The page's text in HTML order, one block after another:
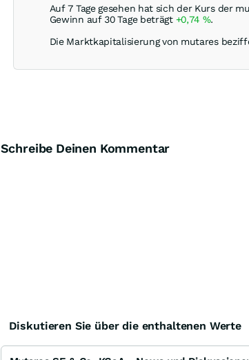
Auf 7 Tage gesehen hat sich der Kurs der
Gewinn auf 30 Tage beträgt +0,74 %.
Die Marktkapitalisierung von mutares
Schreibe Deinen Kommentar
Diskutieren Sie über die enthaltenen Werte